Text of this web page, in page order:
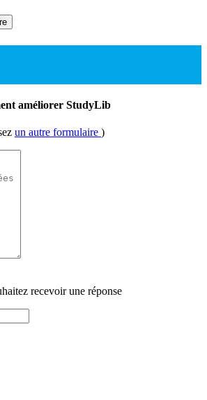
améliorer StudyLib
un autre formulaire )
recevoir une réponse